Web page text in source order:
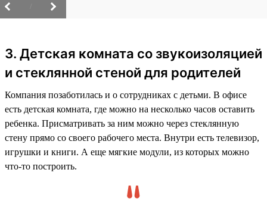
3. Детская комната со звукоизоляцией
и стеклянной стеной для родителей
Компания позаботилась и о сотрудниках с детьми. В офисе
есть детская комната, где можно на несколько часов оставить
ребенка. Присматривать за ним можно через стеклянную
стену прямо со своего рабочего места. Внутри есть телевизор,
игрушки и книги. А еще мягкие модули, из которых можно
что-то построить.